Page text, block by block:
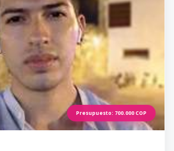
Presupuesto: 700.000COP